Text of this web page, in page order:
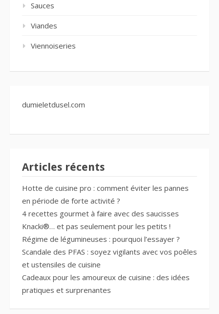
Sauces
Viandes
Viennoiseries
dumieletdusel.com
Articles récents
Hotte de cuisine pro : comment éviter les pannes
en période de forte activité ?
4 recettes gourmet à faire avec des saucisses
Knacki®… et pas seulement pour les petits !
Régime de légumineuses : pourquoi l’essayer ?
Scandale des PFAS : soyez vigilants avec vos poêles
et ustensiles de cuisine
Cadeaux pour les amoureux de cuisine : des idées
pratiques et surprenantes